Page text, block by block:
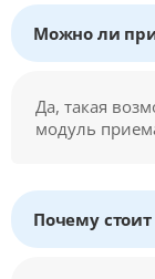
Можно ли
Да, такая
модуль
Почему